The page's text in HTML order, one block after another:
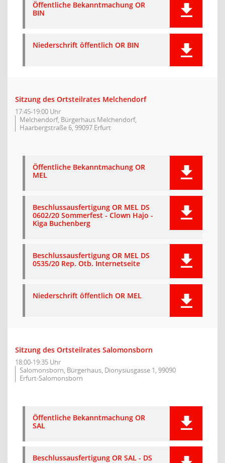
Öffentliche Bekanntmachung OR
BIN
Niederschrift öffentlich OR BIN
Sitzung des Ortsteilrates Melchendorf
17:45-19:00 Uhr
Melchendorf, Bürgerhaus Melchendorf,
Haarbergstraße 6, 99097 Erfurt
Öffentliche Bekanntmachung OR
MEL
Beschlussausfertigung OR MEL DS
0602/20 Sommerfest - Clown Hajo -
Kiga Buchenberg
Beschlussausfertigung OR MEL DS
0535/20 Rep. Otb. Internetseite
Niederschrift öffentlich OR MEL
Sitzung des Ortsteilrates Salomonsborn
18:00-19:35 Uhr
Salomonsborn, Bürgerhaus, Dionysiusgasse 1, 99090
Erfurt-Salomonsborn
Öffentliche Bekanntmachung OR
SAL
Beschlussausfertigung OR SAL - DS